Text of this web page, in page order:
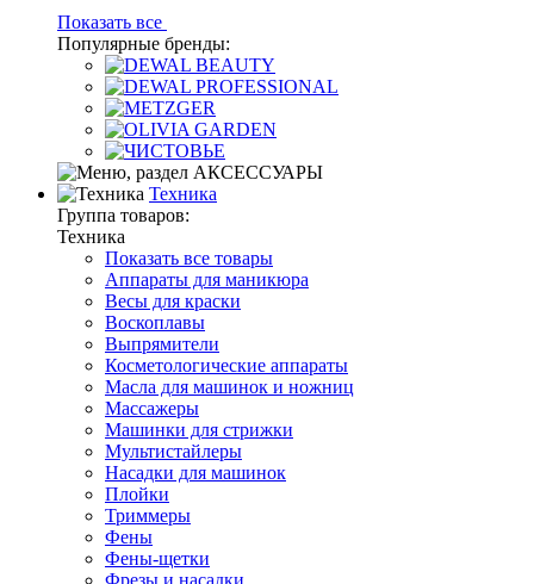
Показать все
Популярные бренды:
Техника
Группа товаров:
Техника
Показать все товары
Аппараты для маникюра
Весы для краски
Воскоплавы
Выпрямители
Косметологические аппараты
Масла для машинок и ножниц
Массажеры
Машинки для стрижки
Мультистайлеры
Насадки для машинок
Плойки
Триммеры
Фены
Фены-щетки
Фрезы и насадки